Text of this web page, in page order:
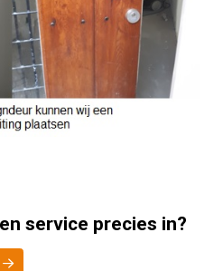
service precies in?